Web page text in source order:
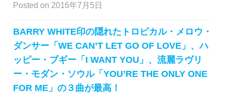
Posted on 2016年7月5日
BARRY WHITE印の隠れたトロピカル・メロウ・
ダンサー「WE CAN’T LET GO OF LOVE」、ハ
ッピー・ブギー「I WANT YOU」、流麗ラヴリ
ー・モダン・ソウル「YOU’RE THE ONLY ONE
FOR ME」の３曲が最高！